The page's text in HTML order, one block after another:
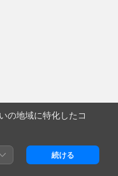
の地域に特化したコ
続ける